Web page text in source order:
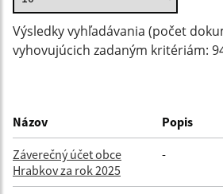
Dátum zverejnenia od:
Filtrovať
Výsledky vyhľadávania (počet
vyhovujúcich zadaným kritériám:
Názov Popis
Záverečný účet obce
Hrabkov za rok 2025
-